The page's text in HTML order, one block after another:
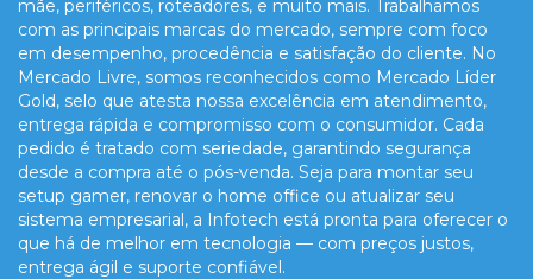
mãe, periféricos, roteadores, e muito mais. Trabalhamos
com as principais marcas do mercado, sempre com foco
em desempenho, procedência e satisfação do cliente. No
Mercado Livre, somos reconhecidos como Mercado Líder
Gold, selo que atesta nossa excelência em atendimento,
entrega rápida e compromisso com o consumidor. Cada
pedido é tratado com seriedade, garantindo segurança
desde a compra até o pós-venda. Seja para montar seu
setup gamer, renovar o home office ou atualizar seu
sistema empresarial, a Infotech está pronta para oferecer o
que há de melhor em tecnologia — com preços justos,
entrega ágil e suporte confiável.